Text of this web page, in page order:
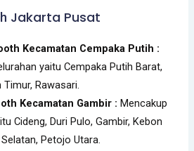
Jakarta Pusat
Kecamatan Cempaka Putih :
yaitu Cempaka Putih Barat,
Rawasari.
Kecamatan Gambir : Mencakup
Cideng, Duri Pulo, Gambir, Kebon
Petojo Utara.